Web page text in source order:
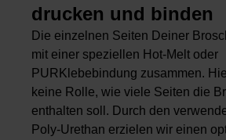
drucken und binden
Die einzelnen Seiten Deiner
mit einer speziellen Hot-Melt oder
PURKlebebindung zusammen.
keine Rolle, wie viele Seiten die
enthalten soll. Durch den
Poly-Urethan erzielen wir einen